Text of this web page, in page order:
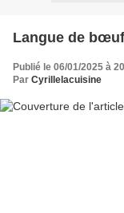
Langue de
Publié le 06/01/2025 à
Par Cyrillelacuisine